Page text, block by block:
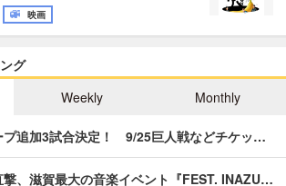
映画
グ
Weekly Monthly
プ追加3試合決定！ 9/25巨人戦などチケッ…
撃、滋賀最大の音楽イベント『FEST. INAZU…